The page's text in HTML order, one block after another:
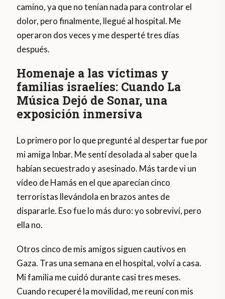
camino, ya que no tenían nada para controlar el
dolor, pero finalmente, llegué al hospital. Me
operaron dos veces y me desperté tres días
después.
Homenaje a las víctimas y
familias israelíes: Cuando La
Música Dejó de Sonar, una
exposición inmersiva
Lo primero por lo que pregunté al despertar fue por
mi amiga Inbar. Me sentí desolada al saber que la
habían secuestrado y asesinado. Más tarde vi un
vídeo de Hamás en el que aparecían cinco
terroristas llevándola en brazos antes de
dispararle. Eso fue lo más duro: yo sobreviví, pero
ella no.
Otros cinco de mis amigos siguen cautivos en
Gaza. Tras una semana en el hospital, volví a casa.
Mi familia me cuidó durante casi tres meses.
Cuando recuperé la movilidad, me reuní con mis